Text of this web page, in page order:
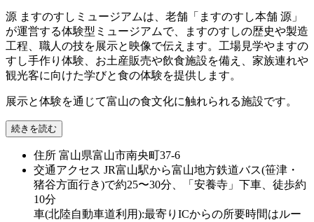
源 ますのすしミュージアムは、老舗「ますのすし本舗 源」
が運営する体験型ミュージアムで、ますのすしの歴史や製造
工程、職人の技を展示と映像で伝えます。工場見学やますの
すし手作り体験、お土産販売や飲食施設を備え、家族連れや
観光客に向けた学びと食の体験を提供します。
展示と体験を通じて富山の食文化に触れられる施設です。
続きを読む
住所 富山県富山市南央町37-6
交通アクセス JR富山駅から富山地方鉄道バス(笹津・
猪谷方面行き)で約25〜30分、「安養寺」下車、徒歩約
10分
車(北陸自動車道利用):最寄りICからの所要時間はルー